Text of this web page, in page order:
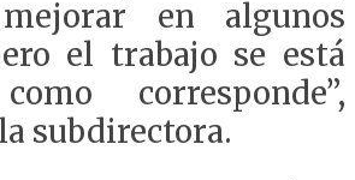
en algunos
el trabajo se está
corresponde”,
subdirectora.